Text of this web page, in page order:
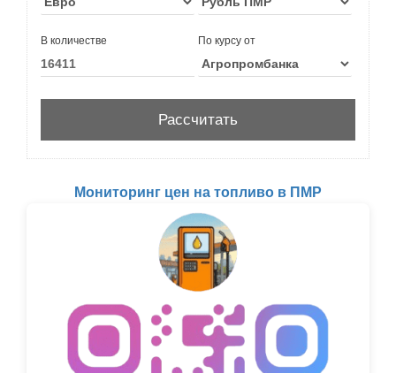
В количестве По курсу от
Мониторинг цен на топливо в ПМР